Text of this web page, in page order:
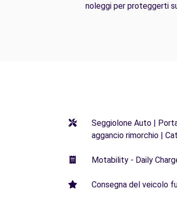
noleggi per proteggerti
Seggiolone Auto |
aggancio rimorchio |
Motability - Daily
Consegna del veicolo